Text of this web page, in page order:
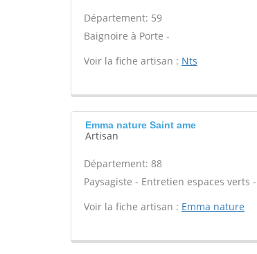
Département: 59
Baignoire à Porte -
Voir la fiche artisan : Nts
Emma nature Saint ame
Artisan
Département: 88
Paysagiste - Entretien espaces
Voir la fiche artisan : Emma nature